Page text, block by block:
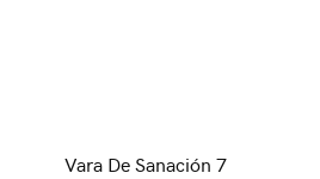
Vara De Sanación 7